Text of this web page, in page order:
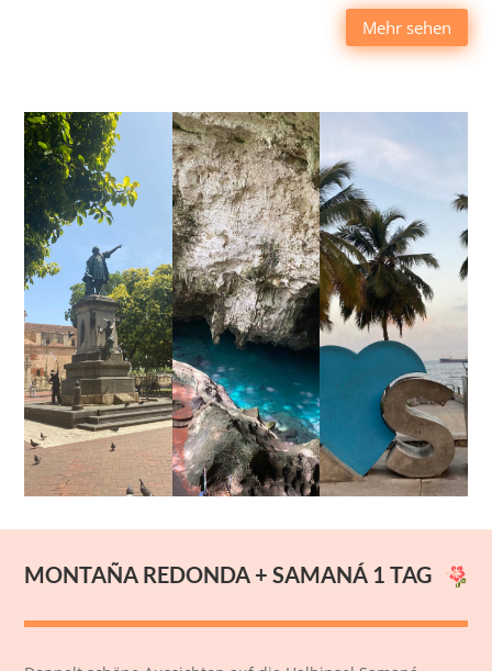
Mehr sehen
MONTAÑA REDONDA +SAMANÁ 1 TAG